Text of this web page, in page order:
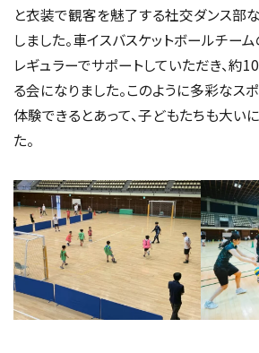
と衣装で観客を魅了する社交ダンス部
しました。車イスバスケットボールチー
レギュラーでサポートしていただき、約
る会になりました。このように多彩なス
体験できるとあって、子どもたちも大い
た。